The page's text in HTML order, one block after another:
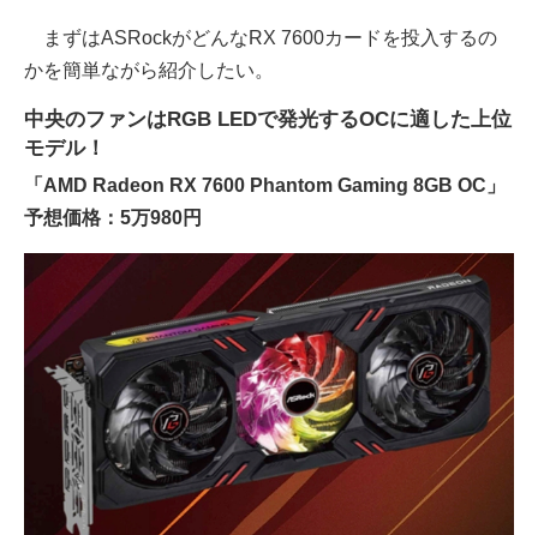
まずはASRockがどんなRX 7600カードを投入するの
かを簡単ながら紹介したい。
中央のファンはRGB LEDで発光するOCに適した上位
モデル！
「AMD Radeon RX 7600 Phantom Gaming 8GB OC」
予想価格：5万980円